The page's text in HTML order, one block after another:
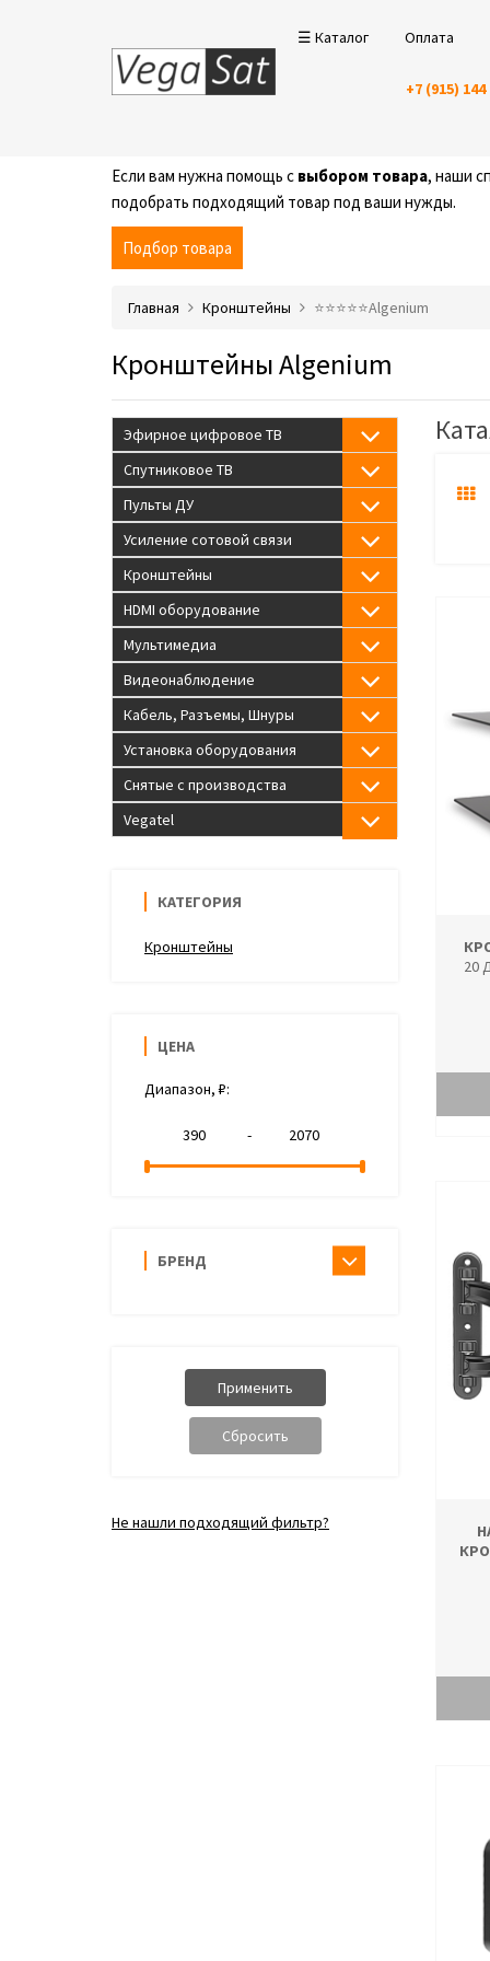
☰ Каталог Оплата
+7 (915) 144
Если вам нужна помощь с выбором товара, наши
подобрать подходящий товар под ваши нужды.
Подбор товара
Главная Кронштейны ⭐️⭐️⭐️⭐️⭐️Algenium
Кронштейны Algenium
Эфирное цифровое ТВ
Спутниковое ТВ
Пульты ДУ
Усиление сотовой связи
Кронштейны
HDMI оборудование
Мультимедиа
Видеонаблюдение
Кабель, Разъемы, Шнуры
Установка оборудования
Снятые с производства
Vegatel
КАТЕГОРИЯ
Кронштейны
ЦЕНА
Диапазон, ₽:
-
БРЕНД
Не нашли подходящий фильтр?
20